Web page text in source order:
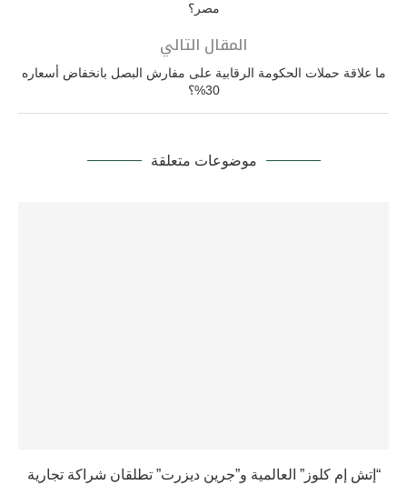
مصر؟
المقال التالي
ما علاقة حملات الحكومة الرقابية على مفارش البصل بانخفاض أسعاره
30%؟
موضوعات متعلقة
“إتش إم كلوز” العالمية و”جرين ديزرت” تطلقان شراكة تجارية